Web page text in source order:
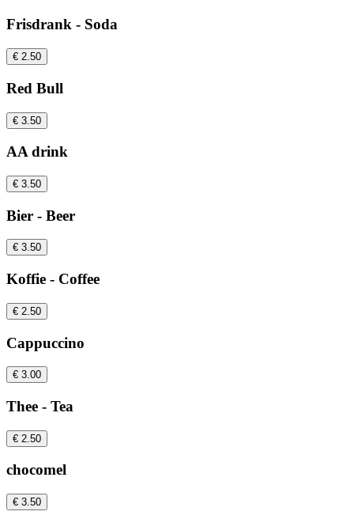
Frisdrank - Soda
€ 2.50
Red Bull
€ 3.50
AA drink
€ 3.50
Bier - Beer
€ 3.50
Koffie - Coffee
€ 2.50
Cappuccino
€ 3.00
Thee - Tea
€ 2.50
chocomel
€ 3.50